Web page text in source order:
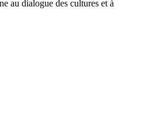
au dialogue des cultures et à